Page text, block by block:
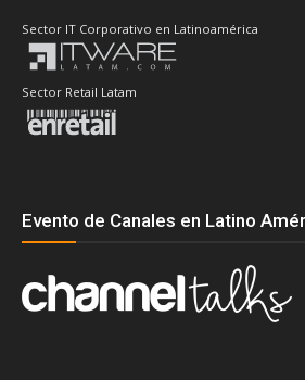
Sector IT Corporativo en Latinoamérica
Sector Retail Latam
Evento de Canales en Latino